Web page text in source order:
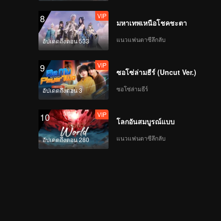
8
อัปเดตถึงตอน 533
VIP
มหาเทพเหนือโชคชะตา
แนวแฟนตาซีลึกลับ
9
อัปเดตถึงตอน 3
VIP
ซอโซ่ล่ามธีร์ (Uncut Ver.)
ซอโซ่ล่ามธีร์
10
อัปเดตถึงตอน 280
VIP
โลกอันสมบูรณ์แบบ
แนวแฟนตาซีลึกลับ